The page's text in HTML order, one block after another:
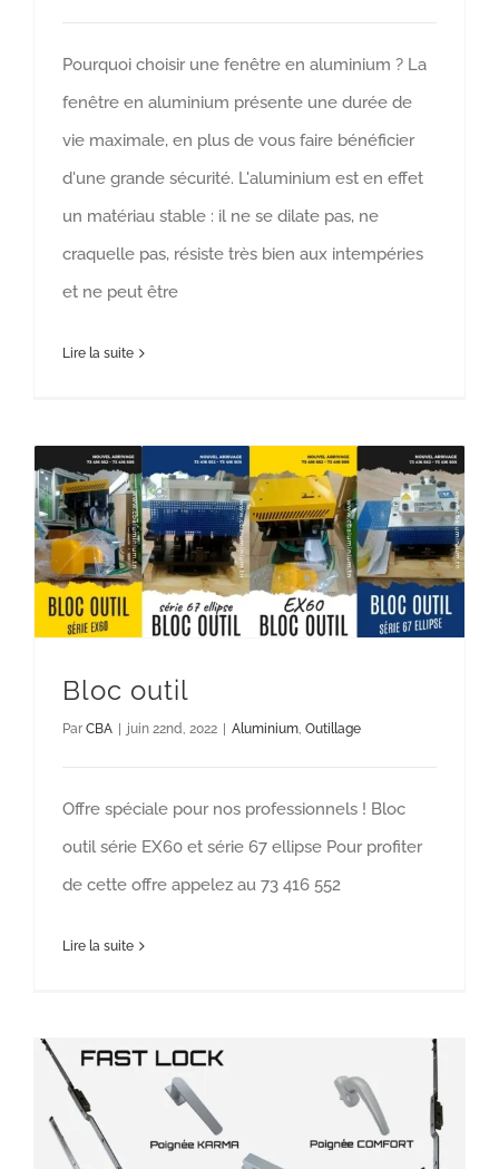
Pourquoi choisir une fenêtre en aluminium ? La
fenêtre en aluminium présente une durée de
vie maximale, en plus de vous faire bénéficier
d'une grande sécurité. L'aluminium est en effet
un matériau stable : il ne se dilate pas, ne
craquelle pas, résiste très bien aux intempéries
et ne peut être
Lire la suite
Bloc outil
Aluminium Outillage
Bloc outil
Par CBA | juin 22nd, 2022 | Aluminium Outillage
Offre spéciale pour nos professionnels ! Bloc
outil série EX60 et série 67 ellipse Pour profiter
de cette offre appelez au 73 416 552
Lire la suite
FAST LOCK, fermeture multipoint